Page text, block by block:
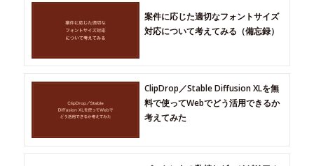
案件に応じた適切なフォントサイズ
対応について考えてみる（備忘録）
ClipDrop／Stable Diffusion XLを無
料で使ってWebでどう活用できるか
考えてみた